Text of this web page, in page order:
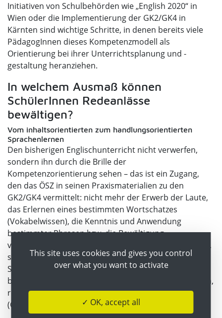
Initiativen von Schulbehörden wie „English 2020“ in
Wien oder die Implementierung der GK2/GK4 in
Kärnten sind wichtige Schritte, in denen bereits viele
PädagogInnen dieses Kompetenzmodell als
Orientierung bei ihrer Unterrichtsplanung und -
gestaltung heranziehen.
In welchem Ausmaß können
SchülerInnen Redeanlässe
bewältigen?
Vom inhaltsorientierten zum handlungsorientierten
Sprachenlernen
Den bisherigen Englischunterricht nicht verwerfen,
sondern ihn durch die Brille der
Kompetenzorientierung sehen – das ist ein Zugang,
den das ÖSZ in seinen Praxismaterialien zu den
GK2/GK4 vermittelt: nicht mehr der Erwerb der Laute,
das Erlernen eines bestimmten Wortschatzes
(Vokabelwissen), die Kenntnis und Anwendung
bestimmter Phrasen bzw. die Bewältigung
vorgegebener Themenbereiche stehen im Mittelpunkt,
sondern beurteilt wird, in welchem Ausmaß
SchülerInnen in der Lage sind, Redeanlässe zu
bewältigen, wie z.B. Fragen und Aussagen zu verstehen,
richtig darauf zu reagieren und selbst zu formulieren
(Carnevale/Felberbauer 2014).
This site uses cookies and gives you control
over what you want to activate
✓ OK, accept all